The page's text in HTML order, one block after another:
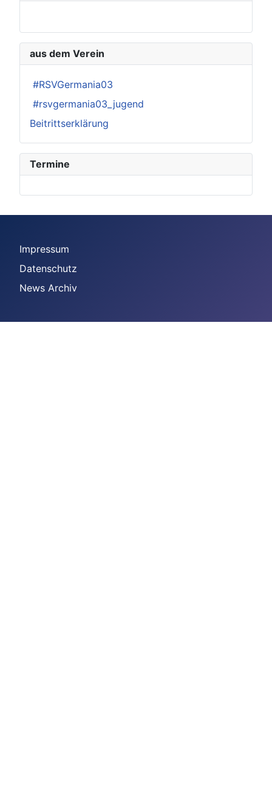
aus dem Verein
#RSVGermania03
#rsvgermania03_jugend
Beitrittserklärung
Termine
Impressum
Datenschutz
News Archiv